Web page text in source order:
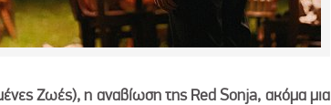
Ζωές), η αναβίωση της Red Sonja, ακόμα μια